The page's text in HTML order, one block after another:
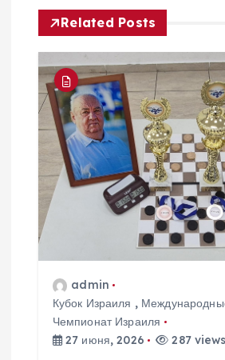
а
ц
и
я
п
о
з
Related Posts
admin
Кубок Израиля ,
Чемпионат Израиля
27 июня, 2026
287 views